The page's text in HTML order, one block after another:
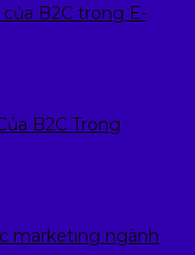
B2C trong E-
B2C Trong
marketing ngành